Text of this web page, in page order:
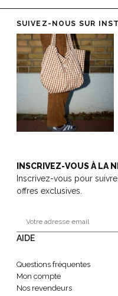
SUIVEZ-NOUS SUR
INSCRIVEZ-VOUS À LA
Inscrivez-vous pour
offres exclusives.
AIDE
Questions fréquentes
Mon compte
Nos revendeurs